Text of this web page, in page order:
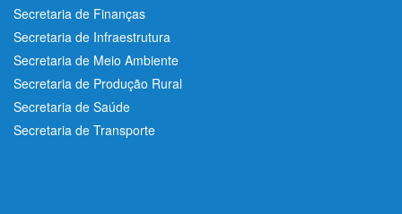
Secretaria de Finanças
Secretaria de Infraestrutura
Secretaria de Meio Ambiente
Secretaria de Produção Rural
Secretaria de Saúde
Secretaria de Transporte